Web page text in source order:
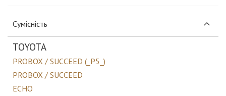
Сумісність
TOYOTA
PROBOX / SUCCEED (_P5_)
PROBOX / SUCCEED
ECHO